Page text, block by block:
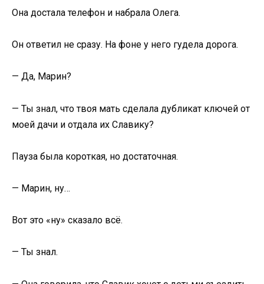
Она достала телефон и набрала Олега.
Он ответил не сразу. На фоне у него гудела дорога.
— Да, Марин?
— Ты знал, что твоя мать сделала дубликат ключей от
моей дачи и отдала их Славику?
Пауза была короткая, но достаточная.
— Марин, ну…
Вот это «ну» сказало всё.
— Ты знал.